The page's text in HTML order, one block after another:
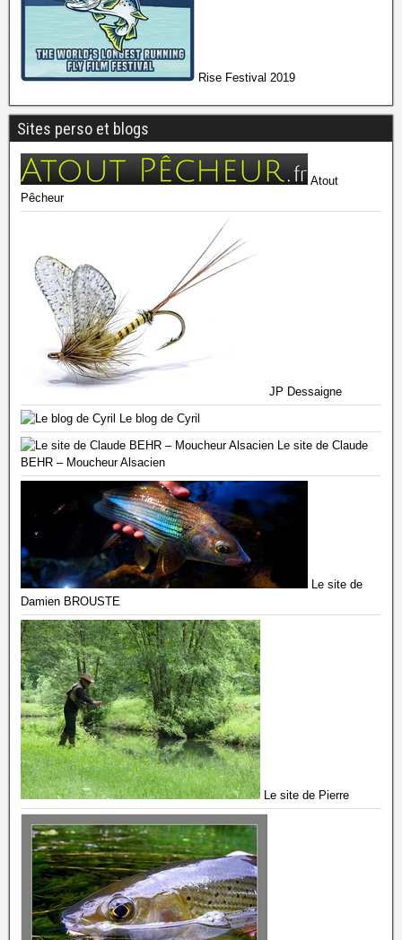
Rise Festival 2019
Sites perso et blogs
Atout
Pêcheur
JP Dessaigne
Le blog de Cyril
Le site de Claude
BEHR – Moucheur Alsacien
Le site de
Damien BROUSTE
Le site de Pierre